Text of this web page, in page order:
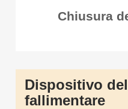
Chiusura
Dispositivo
fallimentare